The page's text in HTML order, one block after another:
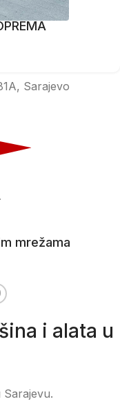
Sarajevo
mrežama
i alata u
Sarajevu.